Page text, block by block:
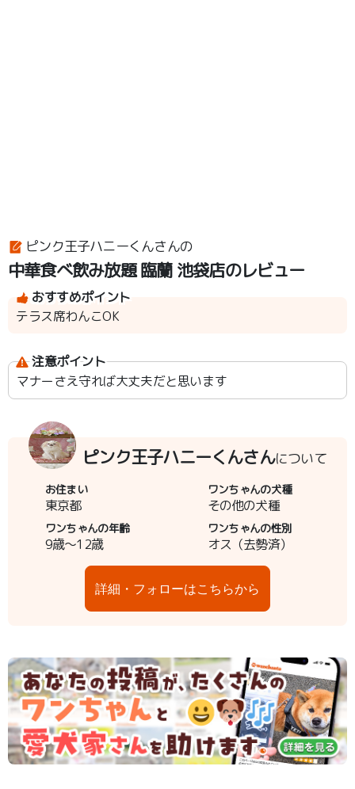
ピンク王子ハニーくんさんの
中華食べ飲み放題 臨蘭 池袋店のレビュー
おすすめポイント
テラス席わんこOK
注意ポイント
マナーさえ守れば大丈夫だと思います
ピンク王子ハニーくんさんについて
お住まい
東京都
ワンちゃんの犬種
その他の犬種
ワンちゃんの年齢
9歳～12歳
ワンちゃんの性別
オス（去勢済）
詳細・フォローはこちらから